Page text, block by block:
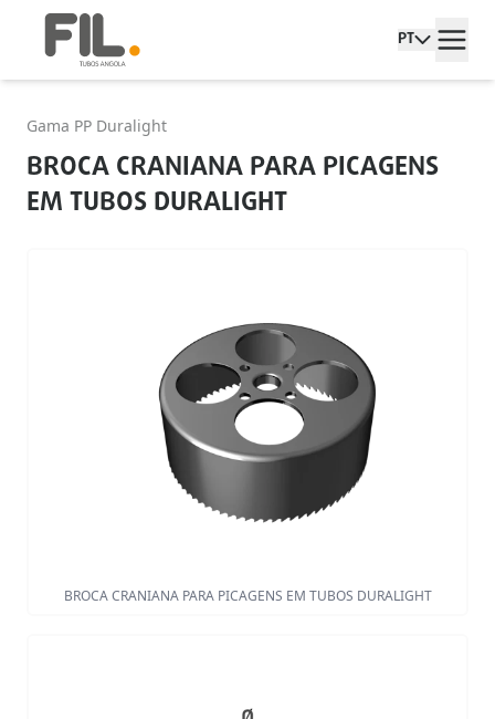
PT
Gama PP Duralight
BROCA CRANIANA PARA PICAGENS
EM TUBOS DURALIGHT
BROCA CRANIANA PARA PICAGENS EM TUBOS DURALIGHT